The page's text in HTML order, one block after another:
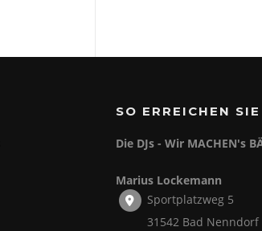
SO ERREICHEN
Die DJs - Wir MACHEN's
Marius Lockemann
Sportplatzweg 5
31542 Bad Nenndorf